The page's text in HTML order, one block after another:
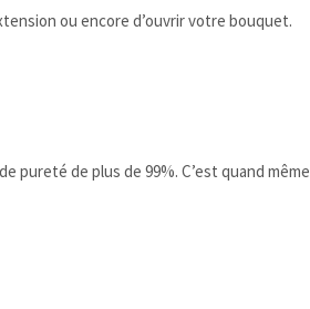
ou encore d’ouvrir votre bouquet.
pureté de plus de 99%. C’est quand